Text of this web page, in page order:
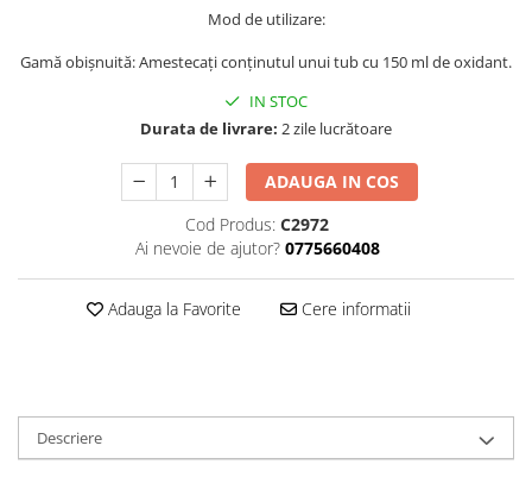
Tratamente
Mod de utilizare:
Gamă obișnuită: Amestecați conținutul unui tub cu 150 ml de oxidant.
IN STOC
Durata de livrare: 2 zile lucrătoare
ADAUGA IN COS
Cod Produs: C2972
Ai nevoie de ajutor? 0775660408
Adauga la Favorite Cere informatii
Descriere